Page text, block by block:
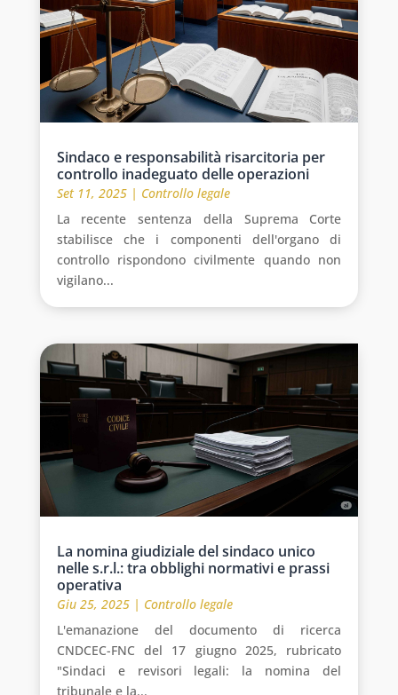
Sindaco e responsabilità risarcitoria per
controllo inadeguato delle operazioni
Set 11, 2025| Controllo legale
La recente sentenza della Suprema Corte
stabilisce che i componenti dell'organo di
controllo rispondono civilmente quando non
vigilano...
La nomina giudiziale del sindaco unico
nelle s.r.l.: tra obblighi normativi e prassi
operativa
Giu 25, 2025| Controllo legale
L'emanazione del documento di ricerca
CNDCEC-FNC del 17 giugno 2025, rubricato
"Sindaci e revisori legali: la nomina del
tribunale e la...